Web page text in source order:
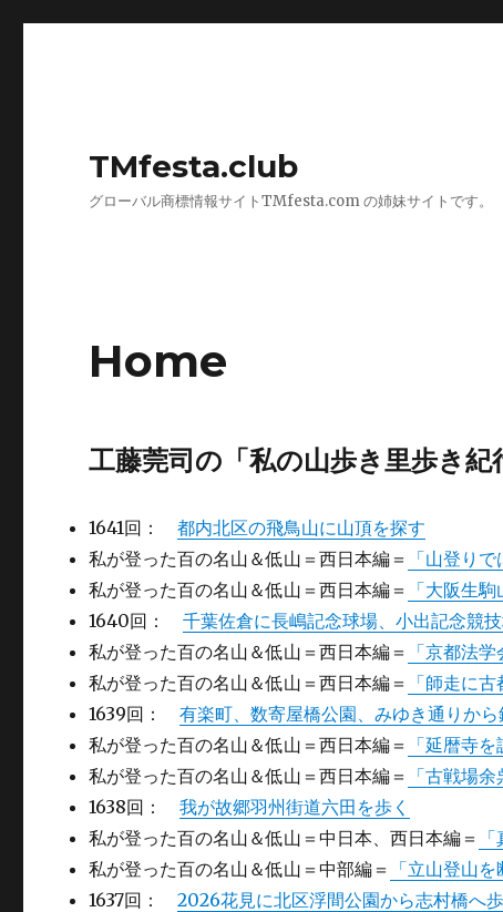
TMfesta.club
グローバル商標情報サイトTMfesta.com の姉妹サイトです。
Home
工藤莞司の「私の山歩き里歩き紀
1641回：都内北区の飛鳥山に山頂を探す
私が登った百の名山＆低山＝西日本編＝
「山登り
私が登った百の名山＆低山＝西日本編＝
「大阪生駒
1640回：千葉佐倉に長嶋記念球場、小出記念競
私が登った百の名山＆低山＝西日本編＝
「京都法
私が登った百の名山＆低山＝西日本編＝
「師走に
1639回：有楽町、数寄屋橋公園、みゆき通りか
私が登った百の名山＆低山＝西日本編＝
「延暦寺
私が登った百の名山＆低山＝西日本編＝
「古戦場
1638回：我が故郷羽州街道六田を歩く
私が登った百の名山＆低山＝中日本、西日本編＝
私が登った百の名山＆低山＝中部編＝
「立山登山
1637回：2026花見に北区浮間公園から志村橋へ歩